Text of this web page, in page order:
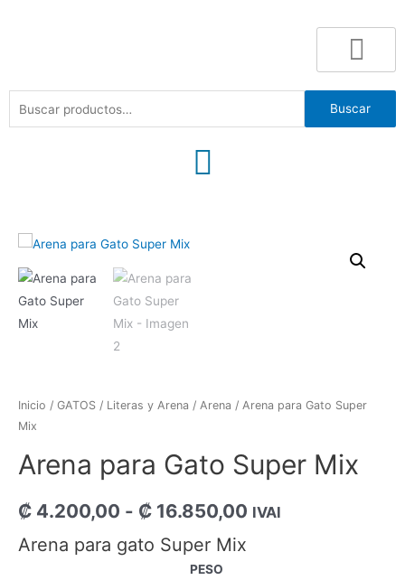
Buscar
Inicio / GATOS / Literas y Arena / Arena / Arena para Gato Super
Mix
Arena para Gato Super Mix
₡ 4.200,00 - ₡ 16.850,00 IVAI
Arena para gato Super Mix
PESO